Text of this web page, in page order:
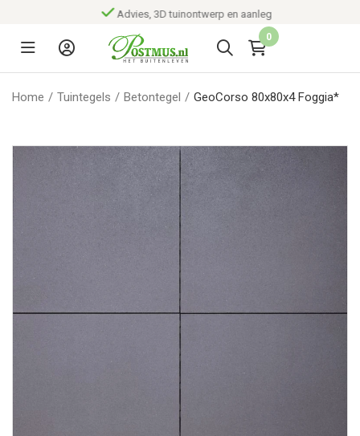
Advies, 3D tuinontwerp en aanleg
0
Home / Tuintegels / Betontegel / GeoCorso 80x80x4 Foggia*